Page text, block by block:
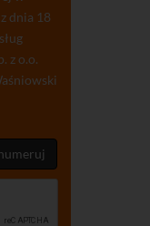
dnia 18
z o.o.